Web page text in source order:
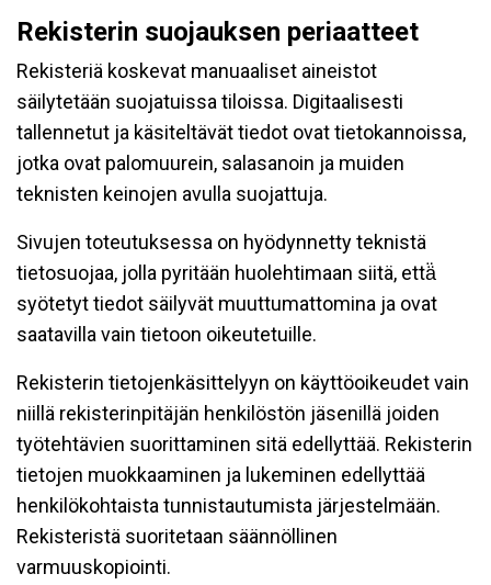
Rekisterin suojauksen periaatteet
Rekisteriä koskevat manuaaliset aineistot
säilytetään suojatuissa tiloissa. Digitaalisesti
tallennetut ja käsiteltävät tiedot ovat tietokannoissa,
jotka ovat palomuurein, salasanoin ja muiden
teknisten keinojen avulla suojattuja.
Sivujen toteutuksessa on hyödynnetty teknistä
tietosuojaa, jolla pyritään huolehtimaan siitä, että̈
syötetyt tiedot säilyvät muuttumattomina ja ovat
saatavilla vain tietoon oikeutetuille.
Rekisterin tietojenkäsittelyyn on käyttöoikeudet vain
niillä rekisterinpitäjän henkilöstön jäsenillä joiden
työtehtävien suorittaminen sitä edellyttää. Rekisterin
tietojen muokkaaminen ja lukeminen edellyttää
henkilökohtaista tunnistautumista järjestelmään.
Rekisteristä suoritetaan säännöllinen
varmuuskopiointi.